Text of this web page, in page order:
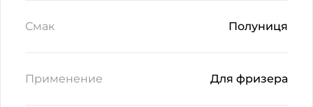
Смак Полуниця
Применение Для фризера